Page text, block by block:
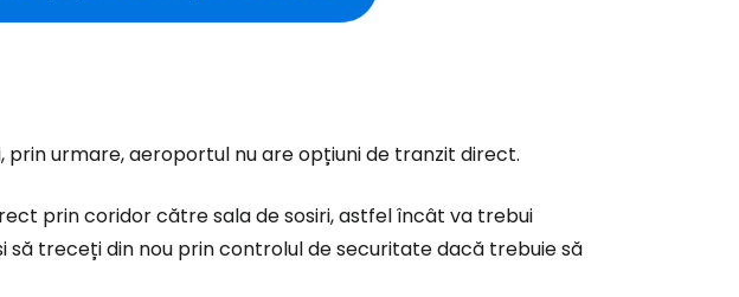
prin urmare, aeroportul nu are opțiuni de tranzit direct.
prin coridor către sala de sosiri, astfel încât va trebui
să treceți din nou prin controlul de securitate dacă trebuie să
Continuați cu e-mailul